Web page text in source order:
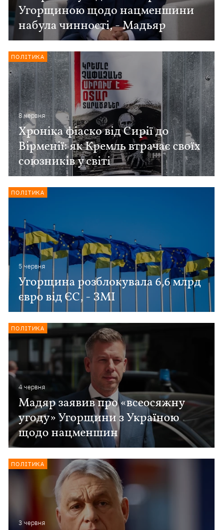
Угорщиною щодо нацменшини
набула чинності, - Мадьяр
8 червня
Хроніка фіаско від Сирії до
Вірменії: як Кремль втрачає своїх
союзників у світі
ПОЛІТИКА
5 червня
Угорщина розблокувала 6,6 млрд
євро від ЄС, - ЗМІ
ПОЛІТИКА
4 червня
Мадяр заявив про «всеосяжну
угоду» Угорщини з Україною
щодо нацменшин
ПОЛІТИКА
3 червня
ПОЛІТИКА